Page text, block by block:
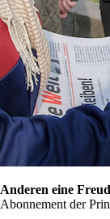
Anderen eine
Abonnement der